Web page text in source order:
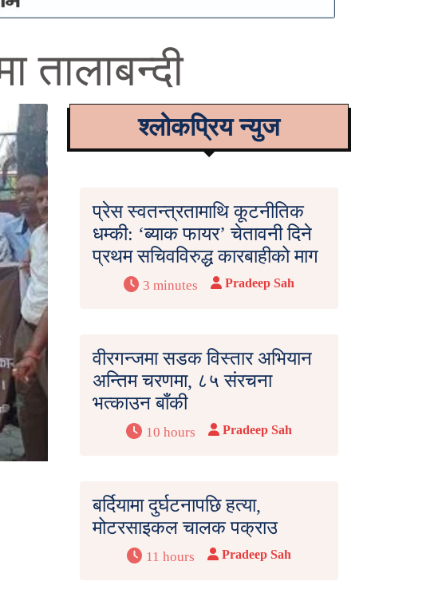
तालाबन्दी
श्लोकप्रिय न्युज
प्रेस स्वतन्त्रतामाथि कूटनीतिक
धम्की: ‘ब्याक फायर’ चेतावनी दिने
प्रथम सचिवविरुद्ध कारबाहीको माग
3 minutes Pradeep Sah
वीरगन्जमा सडक विस्तार अभियान
अन्तिम चरणमा, ८५ संरचना
भत्काउन बाँकी
10 hours Pradeep Sah
बर्दियामा दुर्घटनापछि हत्या,
मोटरसाइकल चालक पक्राउ
11 hours Pradeep Sah